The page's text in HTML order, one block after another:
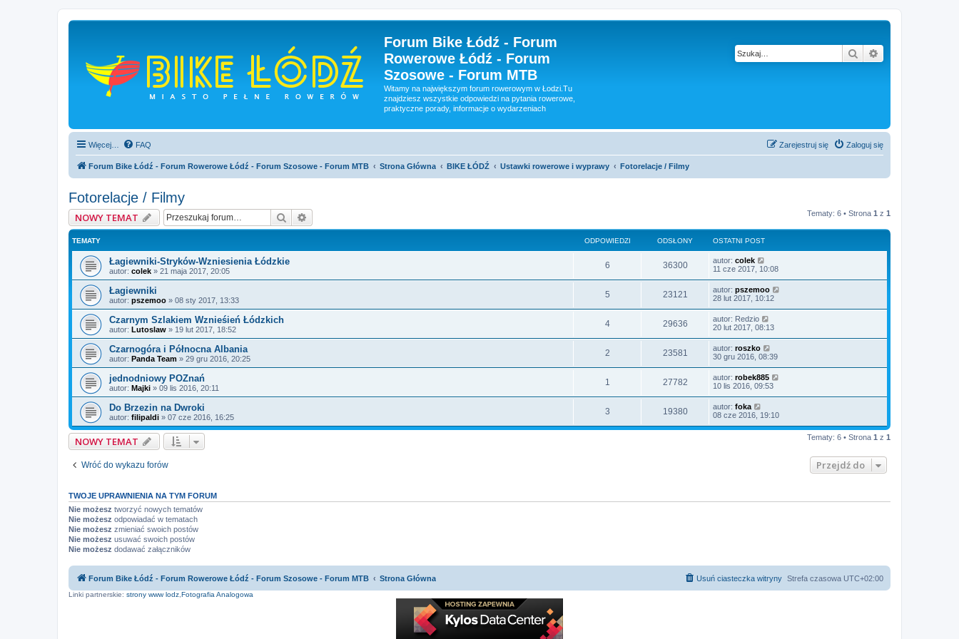
Forum Bike Łódź - Forum
Rowerowe Łódź - Forum
Szosowe - Forum MTB
Witamy na największym forum rowerowym w Łodzi.Tu
znajdziesz wszystkie odpowiedzi na pytania rowerowe,
praktyczne porady, informacje o wydarzeniach
Szukaj
Więcej… FAQ Zaloguj się
Zarejestruj się
Forum Bike Łódź - Forum Rowerowe Łódź - Forum Szosowe - Forum MTB Strona Główna BIKE ŁÓDŹ Ustawki rowerowe i wyprawy Fotorelacje / Filmy
Fotorelacje / Filmy
NOWY TEMAT Szukaj Tematy: 6 • Strona 1 z 1
TEMATY ODPOWIEDZI ODSŁONY OSTATNI POST
Łagiewniki-Stryków-Wzniesienia Łódzkie
autor: colek » 21 maja 2017, 20:05
6 36300 autor: colek
11 cze 2017, 10:08
Łagiewniki
autor: pszemoo » 08 sty 2017, 13:33
5 23121 autor: pszemoo
28 lut 2017, 10:12
Czarnym Szlakiem Wznieśień Łódzkich
autor: Lutoslaw » 19 lut 2017, 18:52
4 29636 autor: Redzio
20 lut 2017, 08:13
Czarnogóra i Północna Albania
autor: Panda Team » 29 gru 2016, 20:25
2 23581 autor: roszko
30 gru 2016, 08:39
jednodniowy POZnań
autor: Majki » 09 lis 2016, 20:11
1 27782 autor: robek885
10 lis 2016, 09:53
Do Brzezin na Dwroki
autor: filipaldi » 07 cze 2016, 16:25
3 19380 autor: foka
08 cze 2016, 19:10
NOWY TEMAT Tematy: 6 • Strona 1 z 1
Wróć do wykazu forów Przejdź do
TWOJE UPRAWNIENIA NA TYM FORUM
Nie możesz tworzyć nowych tematów
Nie możesz odpowiadać w tematach
Nie możesz zmieniać swoich postów
Nie możesz usuwać swoich postów
Nie możesz dodawać załączników
Forum Bike Łódź - Forum Rowerowe Łódź - Forum Szosowe - Forum MTB Strona Główna Strefa czasowa UTC+02:00
Usuń ciasteczka witryny
Linki partnerskie: strony www lodz Fotografia Analogowa